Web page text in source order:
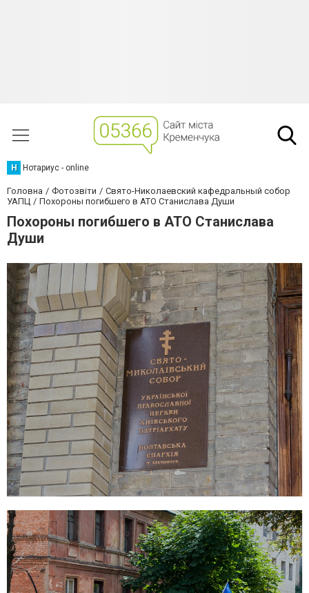
Н Нотариус - online
Головна Фотозвіти
Свято-Николаевский кафедральный собор
УАПЦ
Похороны погибшего в АТО Станислава Души
Похороны погибшего в АТО Станислава
Души